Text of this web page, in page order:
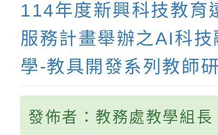
114年度新興科技教育
服務計畫舉辦之AI科
學-教具開發系列教師
發佈者：教務處教學組長